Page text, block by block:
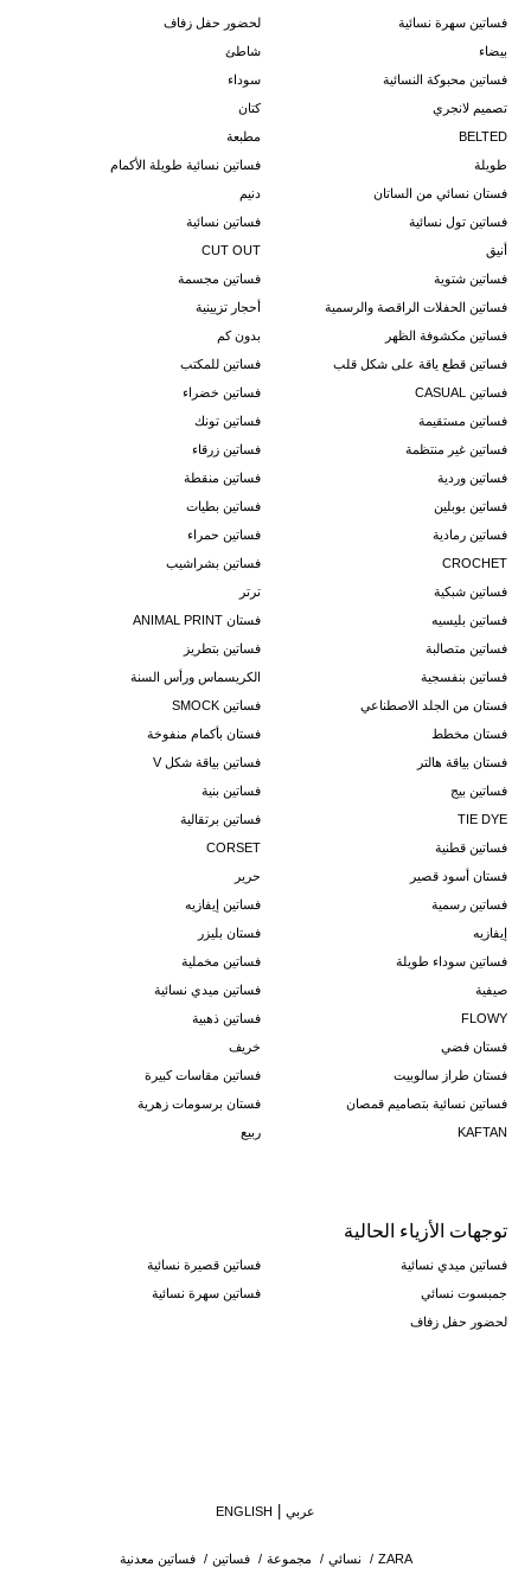
فساتين سهرة نسائية
لحضور حفل زفاف
بيضاء
شاطئ
فساتين محبوكة النسائية
سوداء
تصميم لانجري
كتان
BELTED
مطبعة
طويلة
فساتين نسائية طويلة الأكمام
فستان نسائي من الساتان
دنيم
فساتين تول نسائية
فساتين نسائية
أنيق
CUT OUT
فساتين شتوية
فساتين مجسمة
فساتين الحفلات الراقصة والرسمية
أحجار تزيينية
فساتين مكشوفة الظهر
بدون كم
فساتين قطع ياقة على شكل قلب
فساتين للمكتب
فساتين CASUAL
فساتين خضراء
فساتين مستقيمة
فساتين تونك
فساتين غير منتظمة
فساتين زرقاء
فساتين وردية
فساتين منقطة
فساتين بوبلين
فساتين بطيات
فساتين رمادية
فساتين حمراء
CROCHET
فساتين بشراشيب
فساتين شبكية
ترتر
فساتين بليسيه
فستان ANIMAL PRINT
فساتين متصالبة
فساتين بتطريز
فساتين بنفسجية
الكريسماس ورأس السنة
فستان من الجلد الاصطناعي
فساتين SMOCK
فستان مخطط
فستان بأكمام منفوخة
فستان بياقة هالتر
فساتين بياقة شكل V
فساتين بيج
فساتين بنية
TIE DYE
فساتين برتقالية
فساتين قطنية
CORSET
فستان أسود قصير
حرير
فساتين رسمية
فساتين إيفازيه
إيفازيه
فستان بليزر
فساتين سوداء طويلة
فساتين مخملية
صيفية
فساتين ميدي نسائية
FLOWY
فساتين ذهبية
فستان فضي
خريف
فستان طراز سالوبيت
فساتين مقاسات كبيرة
فساتين نسائية بتصاميم قمصان
فستان برسومات زهرية
KAFTAN
ربيع
توجهات الأزياء الحالية
فساتين ميدي نسائية
فساتين قصيرة نسائية
جمبسوت نسائي
فساتين سهرة نسائية
لحضور حفل زفاف
ZARA
/ نسائي / مجموعة / فساتين / فساتين معدنية
عربي ENGLISH